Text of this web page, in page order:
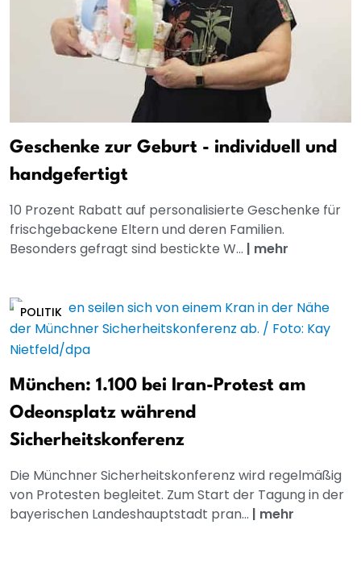
Geschenke zur Geburt - individuell und
handgefertigt
10 Prozent Rabatt auf personalisierte Geschenke für
frischgebackene Eltern und deren Familien.
Besonders gefragt sind bestickte W... | mehr
POLITIK
München: 1.100 bei Iran-Protest am
Odeonsplatz während
Sicherheitskonferenz
Die Münchner Sicherheitskonferenz wird regelmäßig
von Protesten begleitet. Zum Start der Tagung in der
bayerischen Landeshauptstadt pran... | mehr